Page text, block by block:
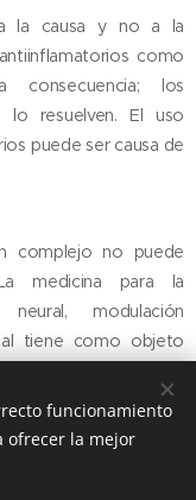
la causa y no a la
como
consecuencia; los
lo resuelven. El uso
puede ser causa de
complejo no puede
medicina para la
modulación
tiene como objeto
funcionamiento
ofrecer la mejor